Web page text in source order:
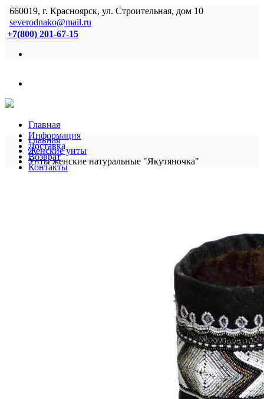
660019, г. Красноярск, ул. Строительная, дом 10
severodnako@mail.ru
+7(800) 201-67-15
Главная
Информация
Доставка
Возврат
Контакты
Главная
Женские унты
Унты женские натуральные "Якутяночка"